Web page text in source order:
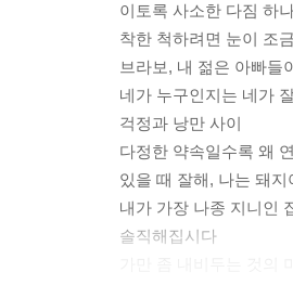
이토록 사소한 다짐 하
착한 척하려면 눈이 조
브라보, 내 젊은 아빠들
네가 누구인지는 네가
걱정과 낭만 사이
다정한 약속일수록 왜
있을 때 잘해, 나는 돼지
내가 가장 나종 지니인
솔직해집시다